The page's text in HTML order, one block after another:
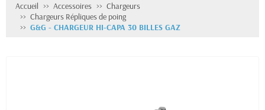
Accueil Accessoires
Chargeurs
Chargeurs Répliques de poing
G&G - CHARGEUR HI-CAPA 30 BILLES GAZ